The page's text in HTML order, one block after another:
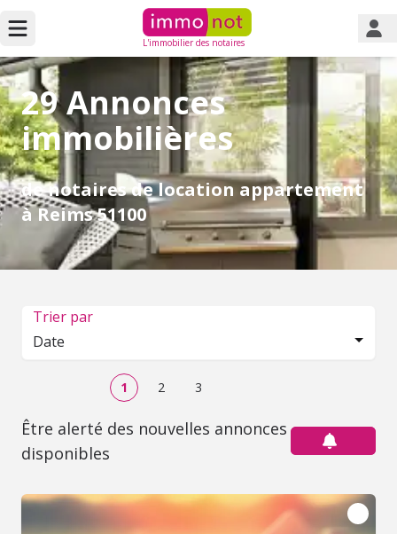
L'immobilier des notaires
29 Annonces
immobilières
de notaires de location appartement
à Reims 51100
Trier par
Date
1 2 3
Être alerté des nouvelles annonces
disponibles